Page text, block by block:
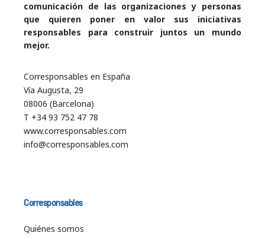
comunicación de las organizaciones y personas
que quieren poner en valor sus iniciativas
responsables para construir juntos un mundo
mejor.
Corresponsables en España
Vía Augusta, 29
08006 (Barcelona)
T +34 93 752 47 78
www.corresponsables.com
info@corresponsables.com
Corresponsables
Quiénes somos